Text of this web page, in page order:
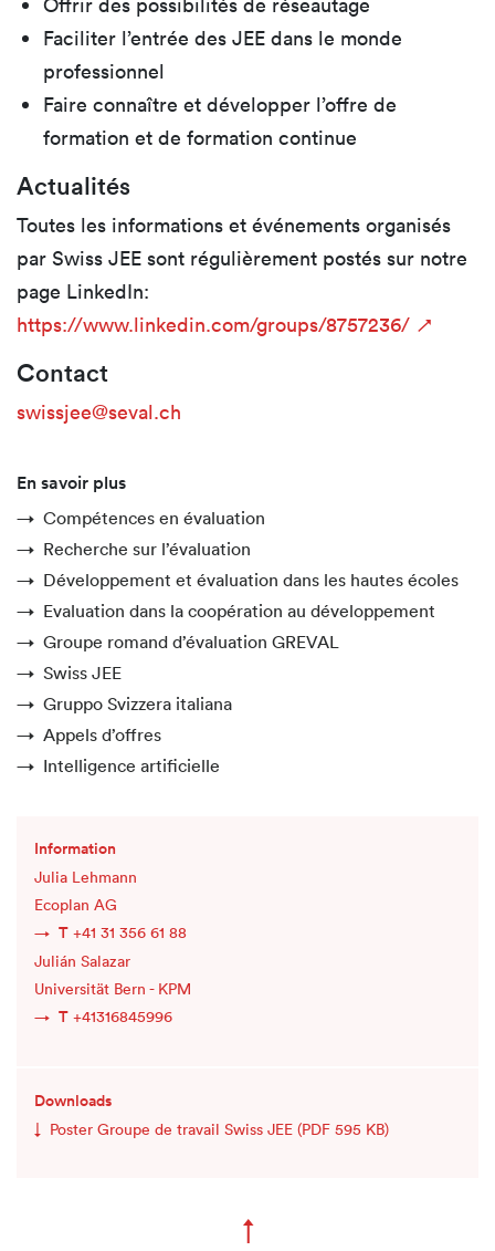
Faciliter l’entrée des JEE dans le monde
professionnel
Faire connaître et développer l’offre de
formation et de formation continue
Actualités
Toutes les informations et événements organisés
par Swiss JEE sont régulièrement postés sur notre
page LinkedIn:
https://www.linkedin.com/groups/8757236/
Contact
swissjee@seval.ch
En savoir plus
Compétences en évaluation
Recherche sur l’évaluation
Développement et évaluation dans les hautes écoles
Evaluation dans la coopération au développement
Groupe romand d’évaluation GREVAL
Swiss JEE
Gruppo Svizzera italiana
Appels d’offres
Intelligence artificielle
Information
Julia Lehmann
Ecoplan AG
T +41 31 356 61 88
Julián Salazar
Universität Bern - KPM
T +41316845996
Downloads
Poster Groupe de travail Swiss JEE (PDF 595 KB)
↑Zum Seitenanfang